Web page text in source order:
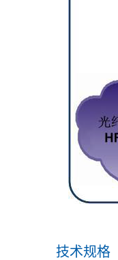
技术规格